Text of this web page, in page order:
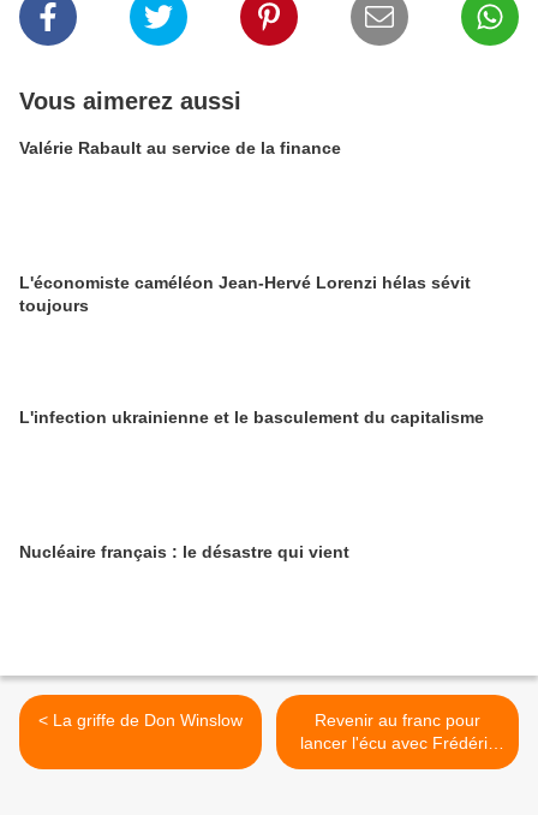
Vous aimerez aussi
Valérie Rabault au service de la finance
L'économiste caméléon Jean-Hervé Lorenzi hélas sévit
toujours
L'infection ukrainienne et le basculement du capitalisme
Nucléaire français : le désastre qui vient
< La griffe de Don Winslow
Revenir au franc pour
lancer l'écu avec Frédéric
Lordon >